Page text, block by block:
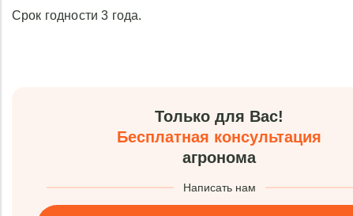
Срок годности 3 года.
Только для Вас!
Бесплатная консультация
агронома
Написать нам